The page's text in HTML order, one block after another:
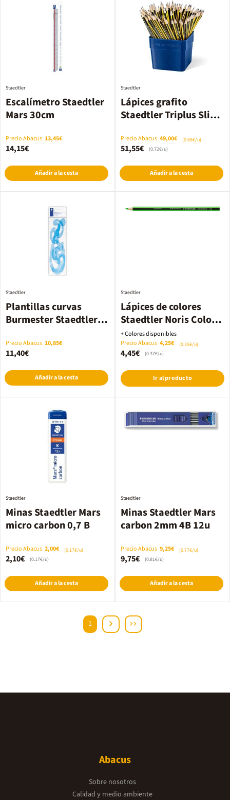
Escalímetro Staedtler
Mars 30cm
Staedtler
Precio Abacus 13,45€
14,15€
Añadir a la cesta
Lápices grafito
Staedtler Triplus Slim
Staedtler
Precio Abacus 49,00€ (0.68€/u)
51,55€ (0.72€/u)
Añadir a la cesta
Plantillas curvas
Burmester Staedtler
Staedtler
Precio Abacus 10,85€
11,40€
Añadir a la cesta
Lápices de colores
Staedtler Noris Colour
verde claro 12u
Staedtler
+ Colores disponibles
Precio Abacus 4,25€ (0.35€/u)
4,45€ (0.37€/u)
Ir al producto
Minas Staedtler Mars
micro carbon 0,7 B
Staedtler
Precio Abacus 2,00€ (0.17€/u)
2,10€ (0.17€/u)
Añadir a la cesta
Minas Staedtler Mars
carbon 2mm 4B 12u
Staedtler
Precio Abacus 9,25€ (0.77€/u)
9,75€ (0.81€/u)
Añadir a la cesta
1
Abacus
Sobre nosotros
Calidad y medio ambiente